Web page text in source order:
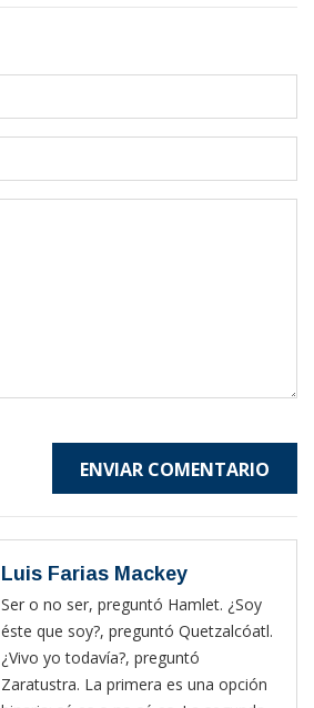
ENVIAR COMENTARIO
Luis Farias Mackey
Ser o no ser, preguntó Hamlet. ¿Soy
éste que soy?, preguntó Quetzalcóatl.
¿Vivo yo todavía?, preguntó
Zaratustra. La primera es una opción